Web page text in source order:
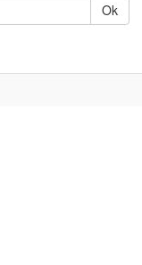
Ok